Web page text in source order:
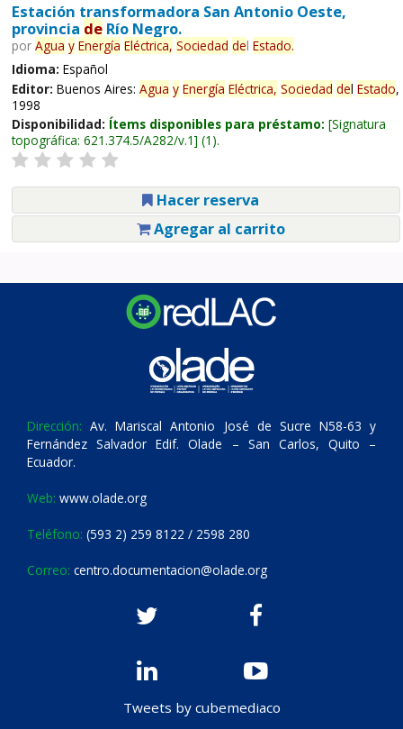
Estación transformadora San Antonio Oeste,
provincia deRío Negro.
por Agua y Energía Eléctrica, Sociedad del Estado.
Idioma: Español
Editor: Buenos Aires: Agua y Energía Eléctrica, Sociedad del Estado,
1998
Disponibilidad: Ítems disponibles para préstamo: Signatura
topográfica: 621.374.5/A282/v.1 (1).
Hacer reserva
Agregar al carrito
Dirección: Av. Mariscal Antonio José de Sucre N58-63 y
Fernández Salvador Edif. Olade – San Carlos, Quito –
Ecuador.
Web: www.olade.org
Teléfono: (593 2) 259 8122 / 2598 280
Correo: centro.documentacion@olade.org
Tweets by cubemediaco